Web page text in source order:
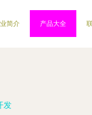
简介 产品大全
发